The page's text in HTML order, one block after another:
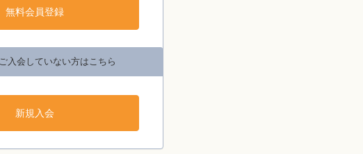
入会していない方はこちら